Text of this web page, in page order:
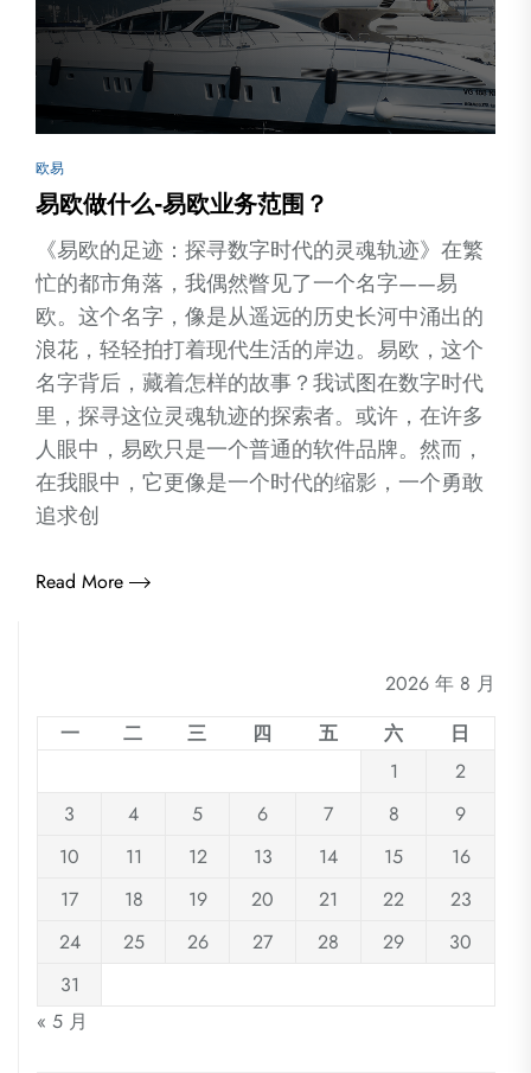
欧易
易欧做什么-易欧业务范围？
《易欧的足迹：探寻数字时代的灵魂轨迹》在繁
忙的都市角落，我偶然瞥见了一个名字——易
欧。这个名字，像是从遥远的历史长河中涌出的
浪花，轻轻拍打着现代生活的岸边。易欧，这个
名字背后，藏着怎样的故事？我试图在数字时代
里，探寻这位灵魂轨迹的探索者。或许，在许多
人眼中，易欧只是一个普通的软件品牌。然而，
在我眼中，它更像是一个时代的缩影，一个勇敢
追求创
Read More
2026 年 8 月
一
二 三 四 五 六
日
1
2
3
4 5 6 7 8
9
10
11 12 13 14 15
16
17
18 19 20 21 22
23
24
25 26 27 28 29
30
31
« 5 月